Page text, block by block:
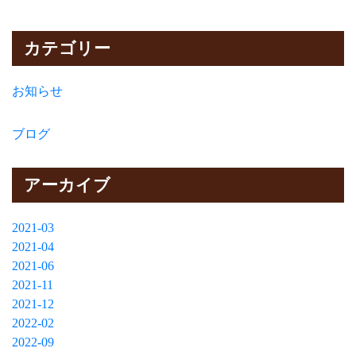
カテゴリー
お知らせ
ブログ
アーカイブ
2021-03
2021-04
2021-06
2021-11
2021-12
2022-02
2022-09